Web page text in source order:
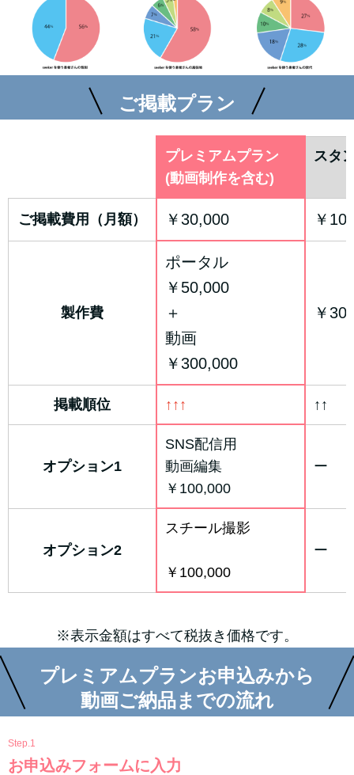
ご掲載プラン
プレミアムプラン
(動画制作を含む)
スタ
ご掲載費用（月額） ￥30,000 ￥
製作費
ポータル
￥50,000
＋
動画
￥300,000
￥
掲載順位 ↑↑↑ ↑↑
オプション1
SNS配信用
動画編集
￥100,000
ー
オプション2
スチール撮影
￥100,000
ー
※表示金額はすべて税抜き価格です。
プレミアムプランお申込みから
動画ご納品までの流れ
Step.1
お申込みフォームに入力